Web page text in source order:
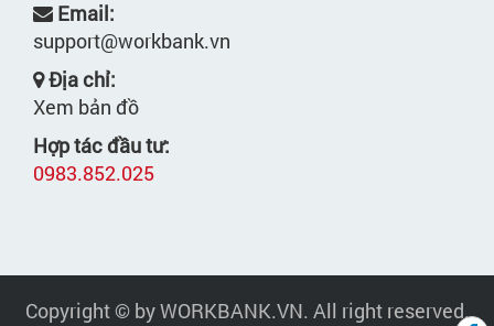
Email:
support@workbank.vn
Địa chỉ:
Xem bản đồ
Hợp tác đầu tư:
0983.852.025
Copyright © by WORKBANK.VN. All right reserved.